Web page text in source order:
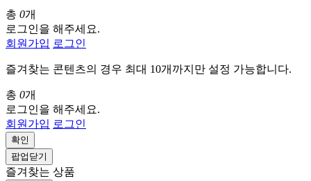
총 0개
로그인을 해주세요.
회원가입 로그인
즐겨찾는 콘텐츠의 경우 최대 10개까지만 설정 가능합니다.
총 0개
로그인을 해주세요.
회원가입 로그인
확인
팝업닫기
즐겨찾는 상품